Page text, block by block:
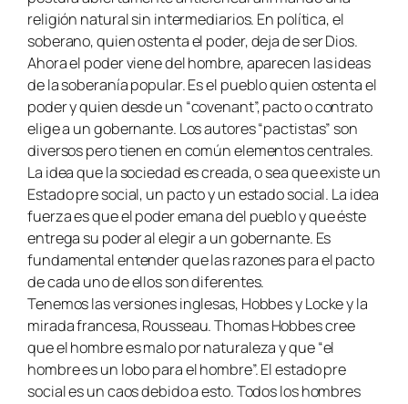
religión natural sin intermediarios. En política, el
soberano, quien ostenta el poder, deja de ser Dios.
Ahora el poder viene del hombre, aparecen las ideas
de la soberanía popular. Es el pueblo quien ostenta el
poder y quien desde un “covenant”, pacto o contrato
elige a un gobernante. Los autores “pactistas” son
diversos pero tienen en común elementos centrales.
La idea que la sociedad es creada, o sea que existe un
Estado pre social, un pacto y un estado social. La idea
fuerza es que el poder emana del pueblo y que éste
entrega su poder al elegir a un gobernante. Es
fundamental entender que las razones para el pacto
de cada uno de ellos son diferentes.
Tenemos las versiones inglesas, Hobbes y Locke y la
mirada francesa, Rousseau. Thomas Hobbes cree
que el hombre es malo por naturaleza y que “el
hombre es un lobo para el hombre”. El estado pre
social es un caos debido a esto. Todos los hombres